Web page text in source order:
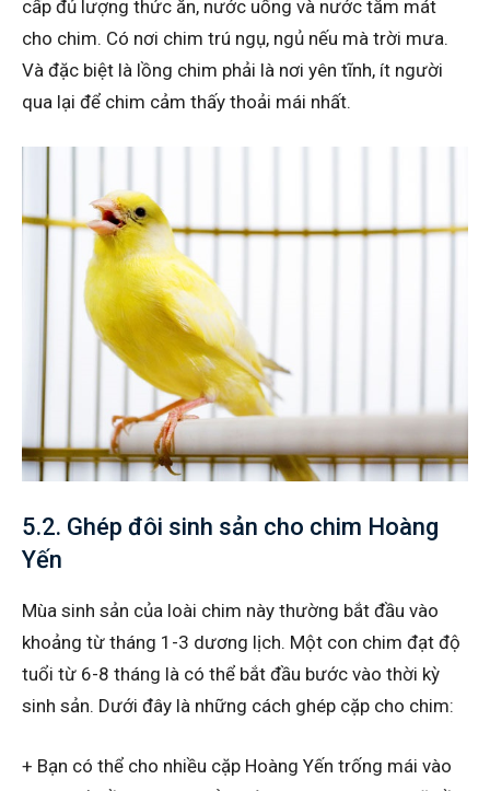
cấp đủ lượng thức ăn, nước uống và nước tắm mát
cho chim. Có nơi chim trú ngụ, ngủ nếu mà trời mưa.
Và đặc biệt là lồng chim phải là nơi yên tĩnh, ít người
qua lại để chim cảm thấy thoải mái nhất.
5.2. Ghép đôi sinh sản cho chim Hoàng
Yến
Mùa sinh sản của loài chim này thường bắt đầu vào
khoảng từ tháng 1-3 dương lịch. Một con chim đạt độ
tuổi từ 6-8 tháng là có thể bắt đầu bước vào thời kỳ
sinh sản. Dưới đây là những cách ghép cặp cho chim:
+ Bạn có thể cho nhiều cặp Hoàng Yến trống mái vào